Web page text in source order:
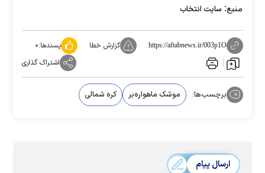
منبع: سایت انتخاب
https://aftabnews.ir/003p1O گزارش خطا پسندها:۰
اشتراک گذاری
برچسب‌ها: موشک ماهواره‌بر کره شمالی
ارسال پیام